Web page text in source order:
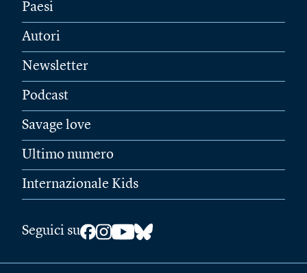
Paesi
Autori
Newsletter
Podcast
Savage love
Ultimo numero
Internazionale Kids
Seguici su